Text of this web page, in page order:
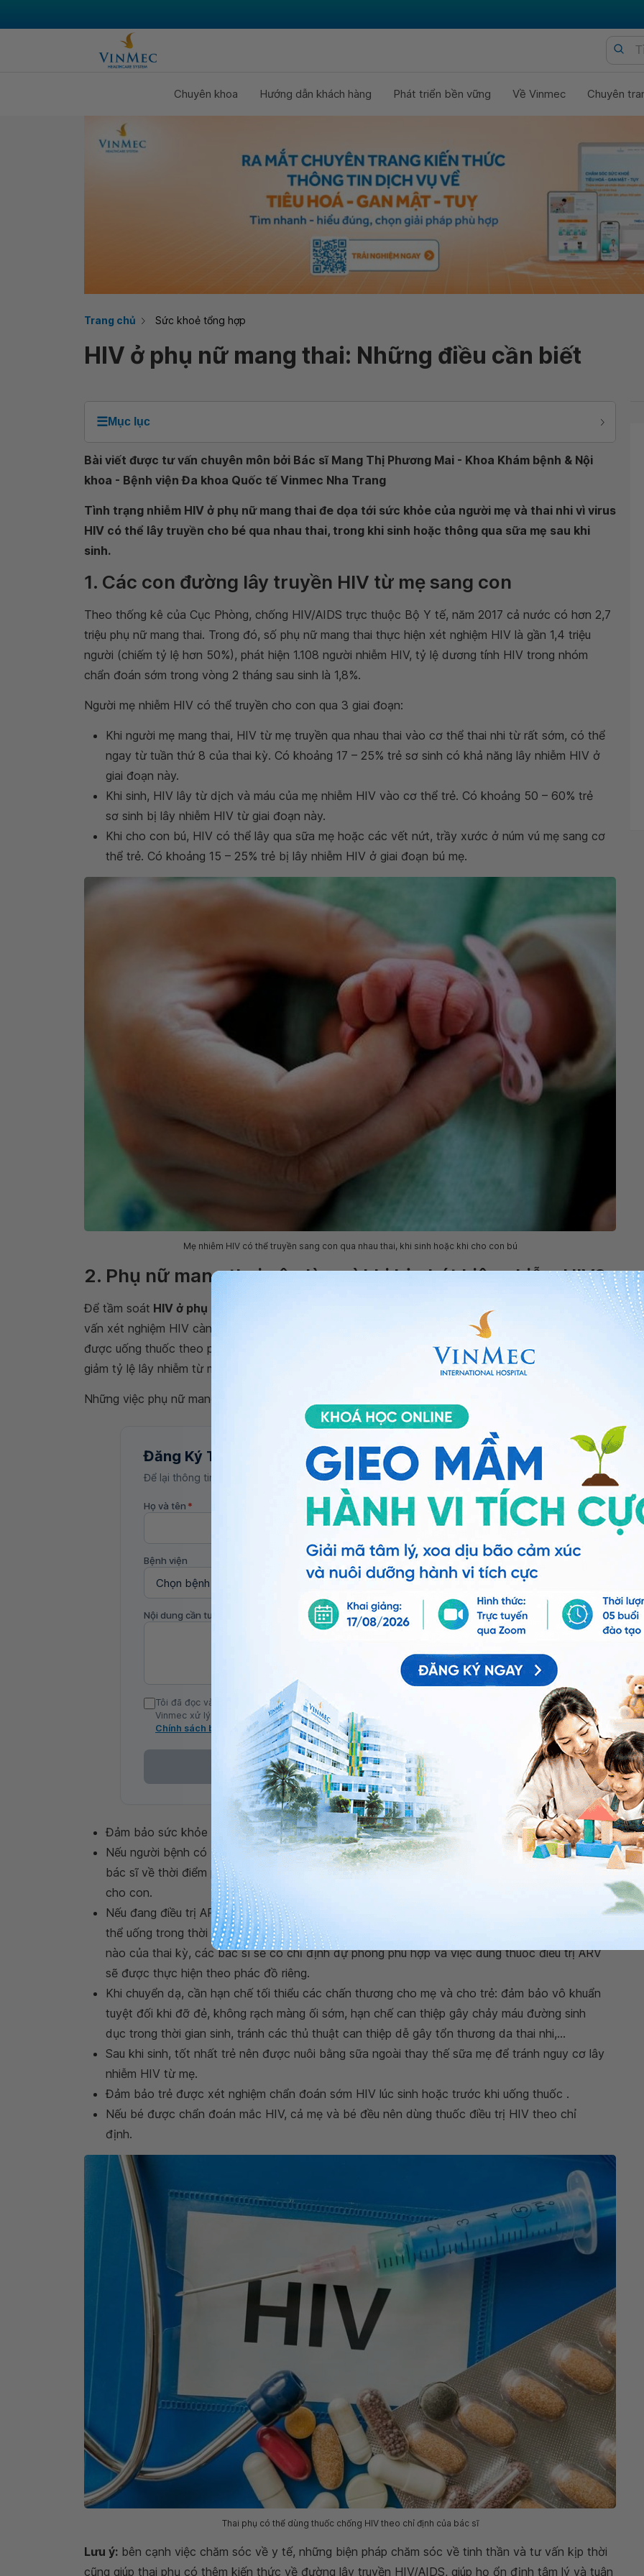
Chuyên khoa Hướng dẫn khách hàng Phát triển bền vững Về Vinmec Chuyên
Trang chủ Sức khoẻ tổng hợp
HIV ở phụ nữ mang thai: Những điều cần biết
☰Mục lục
Bài viết được tư vấn chuyên môn bởi Bác sĩ Mang Thị Phương Mai - Khoa Khám bệnh & Nội
khoa - Bệnh viện Đa khoa Quốc tế Vinmec Nha Trang
Tình trạng nhiễm HIV ở phụ nữ mang thai đe dọa tới sức khỏe của người mẹ và thai nhi vì virus
HIV có thể lây truyền cho bé qua nhau thai, trong khi sinh hoặc thông qua sữa mẹ sau khi
sinh.
1. Các con đường lây truyền HIV từ mẹ sang con
Theo thống kê của Cục Phòng, chống HIV/AIDS trực thuộc Bộ Y tế, năm 2017 cả nước có hơn 2,7
triệu phụ nữ mang thai. Trong đó, số phụ nữ mang thai thực hiện xét nghiệm HIV là gần 1,4 triệu
người (chiếm tỷ lệ hơn 50%), phát hiện 1.108 người nhiễm HIV, tỷ lệ dương tính HIV trong nhóm
chẩn đoán sớm trong vòng 2 tháng sau sinh là 1,8%.
Người mẹ nhiễm HIV có thể truyền cho con qua 3 giai đoạn:
Khi người mẹ mang thai, HIV từ mẹ truyền qua nhau thai vào cơ thể thai nhi từ rất sớm, có thể
ngay từ tuần thứ 8 của thai kỳ. Có khoảng 17 – 25% trẻ sơ sinh có khả năng lây nhiễm HIV ở
giai đoạn này.
Khi sinh, HIV lây từ dịch và máu của mẹ nhiễm HIV vào cơ thể trẻ. Có khoảng 50 – 60% trẻ
sơ sinh bị lây nhiễm HIV từ giai đoạn này.
Khi cho con bú, HIV có thể lây qua sữa mẹ hoặc các vết nứt, trầy xước ở núm vú mẹ sang cơ
thể trẻ. Có khoảng 15 – 25% trẻ bị lây nhiễm HIV ở giai đoạn bú mẹ.
Mẹ nhiễm HIV có thể truyền sang con qua nhau thai, khi sinh hoặc khi cho con bú
2. Phụ nữ mang thai nên làm gì khi bị phát hiện nhiễm HIV?
Để tầm soát HIV ở phụ nữ mang thai
, tất cả thai phụ nên đến các cơ sở y tế để được khám và tư
vấn xét nghiệm HIV càng sớm càng tốt (tốt nhất là trong 3 tháng đầu). Nếu phát hiện bệnh và
được uống thuốc theo phác đồ điều trị sớm, bệnh nhân có thể đảm bảo hiệu quả tối ưu trong việc
giảm tỷ lệ lây nhiễm từ mẹ sang con.
Những việc phụ nữ mang thai bị nhiễm HIV cần làm để có một thai kỳ khỏe mạnh:
Đăng Ký Tư Vấn
Để lại thông tin, bác sĩ Vinmec sẽ liên hệ tư vấn trong 24 giờ.
Họ và tên * Số điện thoại
Bệnh viện
Nội dung cần tư vấn
Tôi đã đọc và đồng ý với Chính sách bảo vệ dữ liệu cá nhân của Vinmec và chấp thuận để
Vinmec xử lý DLCN của tôi theo quy định của pháp luật về bảo vệ DLCN.
Chính sách bảo mật
Đăng Ký
Đảm bảo sức khỏe tốt trước khi mang thai.
Nếu người bệnh có HIV dương tính và chưa được điều trị bằng ARV, nên tham khảo ý kiến
bác sĩ về thời điểm phù hợp để điều trị dự phòng nhằm ngăn ngừa khả năng lây nhiễm HIV
cho con.
Nếu đang điều trị ARV, người bệnh nên đến gặp bác sĩ sớm để trao đổi về các loại thuốc có
thể uống trong thời kỳ mang thai. Tùy thuộc thời điểm xác định HIV dương tính vào giai đoạn
nào của thai kỳ, các bác sĩ sẽ có chỉ định dự phòng phù hợp và việc dùng thuốc điều trị ARV
sẽ được thực hiện theo phác đồ riêng.
Khi chuyển dạ, cần hạn chế tối thiểu các chấn thương cho mẹ và cho trẻ: đảm bảo vô khuẩn
tuyệt đối khi đỡ đẻ, không rạch màng ối sớm, hạn chế can thiệp gây chảy máu đường sinh
dục trong thời gian sinh, tránh các thủ thuật can thiệp dễ gây tổn thương da thai nhi,...
Sau khi sinh, tốt nhất trẻ nên được nuôi bằng sữa ngoài thay thế sữa mẹ để tránh nguy cơ lây
nhiễm HIV từ mẹ.
Đảm bảo trẻ được xét nghiệm chẩn đoán sớm HIV lúc sinh hoặc trước khi uống thuốc .
Nếu bé được chẩn đoán mắc HIV, cả mẹ và bé đều nên dùng thuốc điều trị HIV theo chỉ
định.
Thai phụ có thể dùng thuốc chống HIV theo chỉ định của bác sĩ
Lưu ý: bên cạnh việc chăm sóc về y tế, những biện pháp chăm sóc về tinh thần và tư vấn kịp thời
cũng giúp thai phụ có thêm kiến thức về đường lây truyền HIV/AIDS, giúp họ ổn định tâm lý và tuân